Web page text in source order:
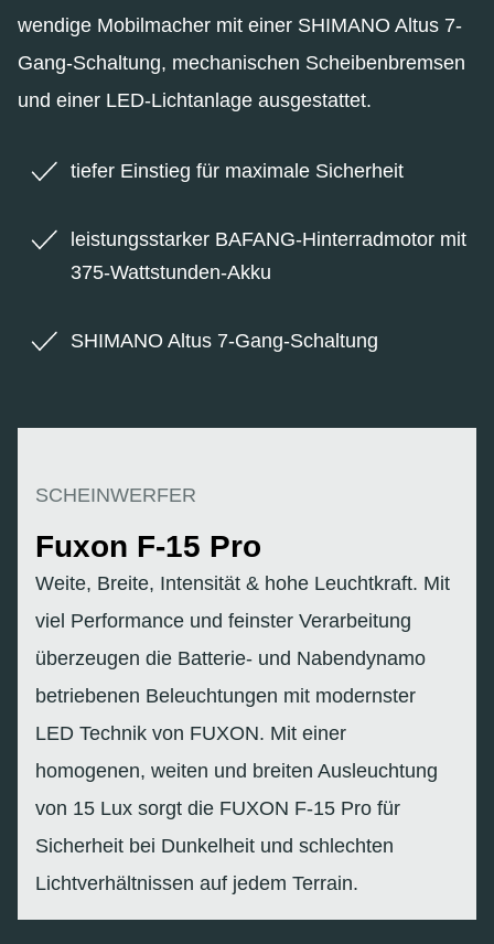
wendige Mobilmacher mit einer SHIMANO Altus 7-
Gang-Schaltung, mechanischen Scheibenbremsen
und einer LED-Lichtanlage ausgestattet.
tiefer Einstieg für maximale Sicherheit
leistungsstarker BAFANG-Hinterradmotor mit
375-Wattstunden-Akku
SHIMANO Altus 7-Gang-Schaltung
SCHEINWERFER
Fuxon F-15 Pro
Weite, Breite, Intensität & hohe Leuchtkraft. Mit
viel Performance und feinster Verarbeitung
überzeugen die Batterie- und Nabendynamo
betriebenen Beleuchtungen mit modernster
LED Technik von FUXON. Mit einer
homogenen, weiten und breiten Ausleuchtung
von 15 Lux sorgt die FUXON F-15 Pro für
Sicherheit bei Dunkelheit und schlechten
Lichtverhältnissen auf jedem Terrain.